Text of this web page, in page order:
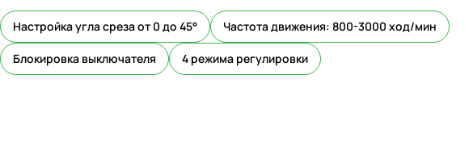
Настройка угла среза от 0 до 45° Частота движения: 800-3000 ход/мин
Блокировка выключателя 4 режима регулировки